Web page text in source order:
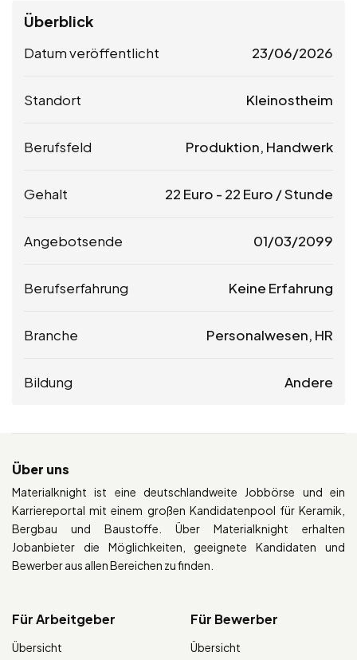
Überblick
Datum veröffentlicht 23/06/2026
Standort Kleinostheim
Berufsfeld Produktion, Handwerk
Gehalt 22 Euro - 22 Euro / Stunde
Angebotsende 01/03/2099
Berufserfahrung Keine Erfahrung
Branche Personalwesen, HR
Bildung Andere
Über uns
Materialknight ist eine deutschlandweite Jobbörse und ein
Karriereportal mit einem großen Kandidatenpool für Keramik,
Bergbau und Baustoffe. Über Materialknight erhalten
Jobanbieter die Möglichkeiten, geeignete Kandidaten und
Bewerber aus allen Bereichen zu finden.
Für Arbeitgeber
Übersicht
Für Bewerber
Übersicht